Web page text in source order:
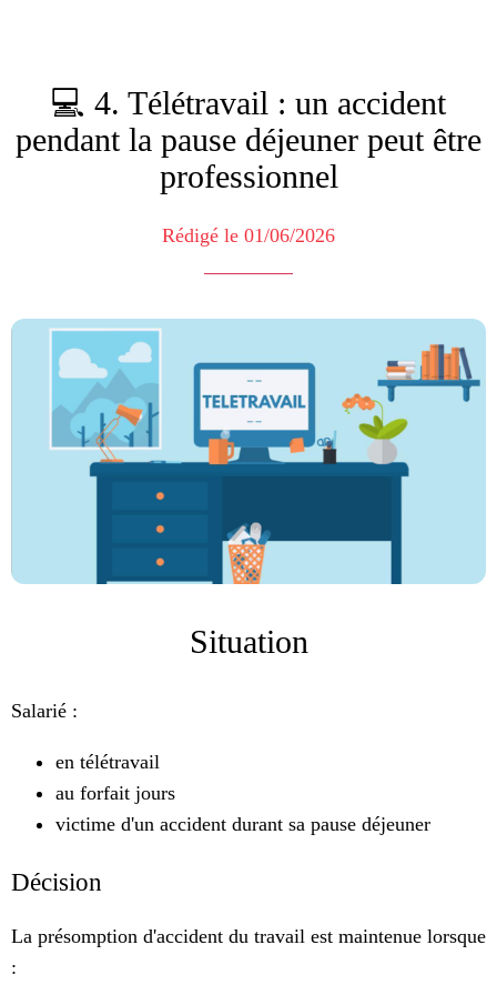
💻 4. Télétravail : un accident
pendant la pause déjeuner peut être
professionnel
Rédigé le 01/06/2026
Situation
Salarié :
en télétravail
au forfait jours
victime d'un accident durant sa pause déjeuner
Décision
La présomption d'accident du travail est maintenue lorsque
: